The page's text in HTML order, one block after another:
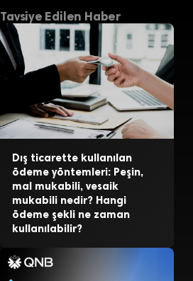
Tavsiye Edilen Haber
Dış ticarette kullanılan
ödeme yöntemleri: Peşin,
mal mukabili, vesaik
mukabili nedir? Hangi
ödeme şekli ne zaman
kullanılabilir?